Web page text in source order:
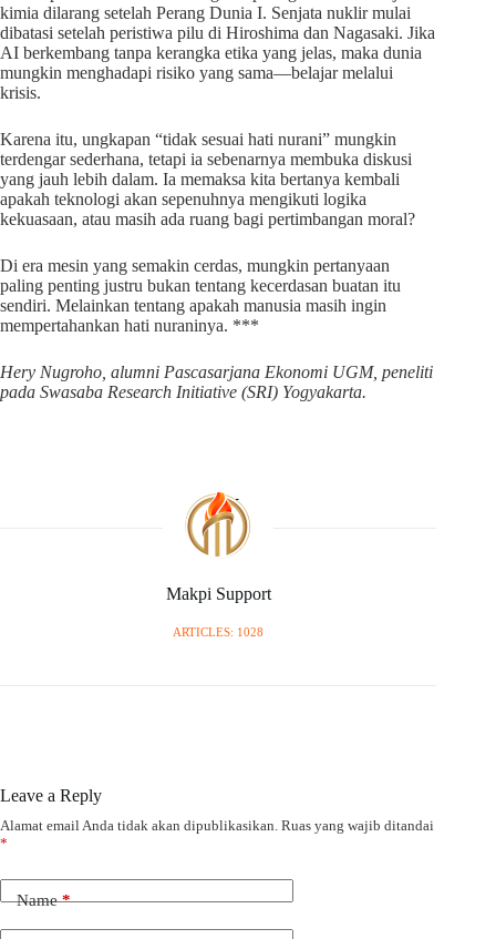
kimia dilarang setelah Perang Dunia I. Senjata nuklir mulai
dibatasi setelah peristiwa pilu di Hiroshima dan Nagasaki. Jika
AI berkembang tanpa kerangka etika yang jelas, maka dunia
mungkin menghadapi risiko yang sama—belajar melalui
krisis.
Karena itu, ungkapan “tidak sesuai hati nurani” mungkin
terdengar sederhana, tetapi ia sebenarnya membuka diskusi
yang jauh lebih dalam. Ia memaksa kita bertanya kembali
apakah teknologi akan sepenuhnya mengikuti logika
kekuasaan, atau masih ada ruang bagi pertimbangan moral?
Di era mesin yang semakin cerdas, mungkin pertanyaan
paling penting justru bukan tentang kecerdasan buatan itu
sendiri. Melainkan tentang apakah manusia masih ingin
mempertahankan hati nuraninya. ***
Hery Nugroho, alumni Pascasarjana Ekonomi UGM, peneliti
pada Swasaba Research Initiative (SRI) Yogyakarta.
Makpi Support
ARTICLES: 1028
Leave a Reply
Alamat email Anda tidak akan dipublikasikan. Ruas yang wajib ditandai
*
Name*